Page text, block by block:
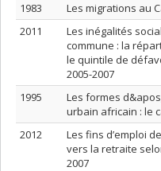
1983
Les migrations au
2011
Les inégalités
commune : la
le quintile de
2005-2007
1995
Les formes
urbain africain : le
2012
Les fins d’emploi
vers la retraite
2007